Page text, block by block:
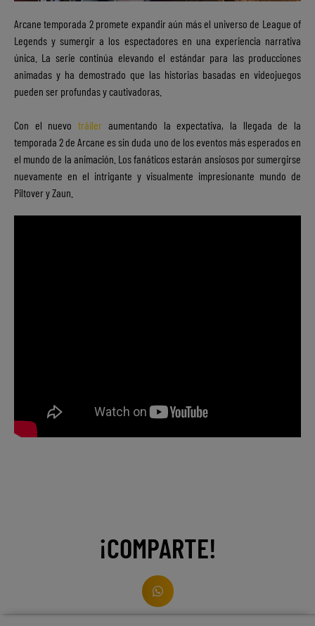
Arcane temporada 2 promete expandir aún más el universo de League of
Legends y sumergir a los espectadores en una experiencia narrativa
única. La serie continúa elevando el estándar para las producciones
animadas y ha demostrado que las historias basadas en videojuegos
pueden ser profundas y cautivadoras.
Con el nuevotráiler aumentando la expectativa, la llegada de la
temporada 2 de Arcane es sin duda uno de los eventos más esperados en
el mundo de la animación. Los fanáticos estarán ansiosos por sumergirse
nuevamente en el intrigante y visualmente impresionante mundo de
Piltover y Zaun.
¡COMPARTE!